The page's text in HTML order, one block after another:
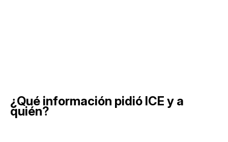
¿Qué información pidió ICE y a
quién?